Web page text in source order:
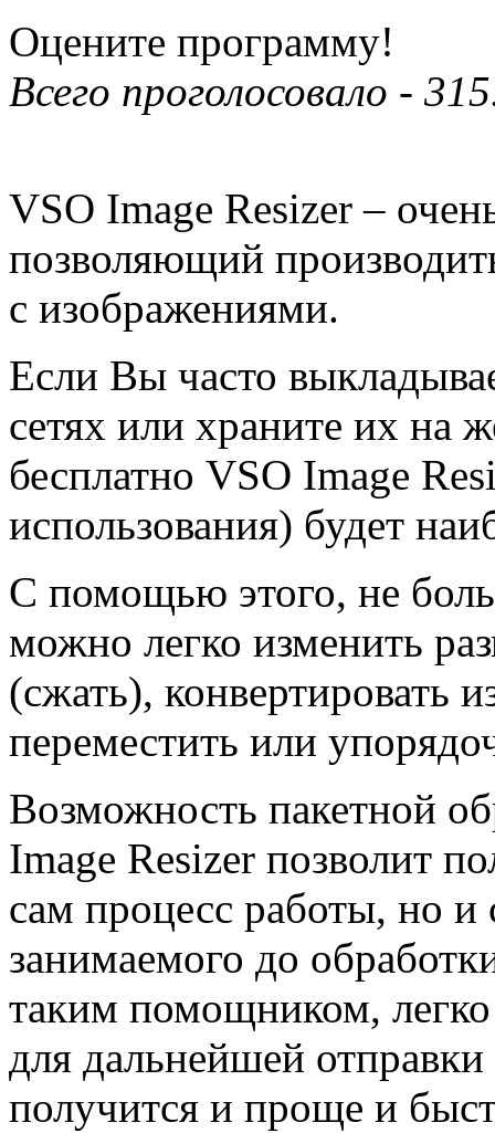
Оцените программу!
Всего проголосовало - 315
VSO Image Resizer –
позволяющий
с изображениями.
Если Вы часто
сетях или храните их на
бесплатно VSO Image
использования) будет
С помощью этого, не
можно легко изменить
(сжать), конвертировать
переместить или
Возможность пакетной
Image Resizer позволит
сам процесс работы, но и
занимаемого до
таким помощником,
для дальнейшей отправки
получится и проще и